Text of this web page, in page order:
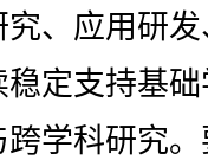
、应用研
定支持基
学科研究